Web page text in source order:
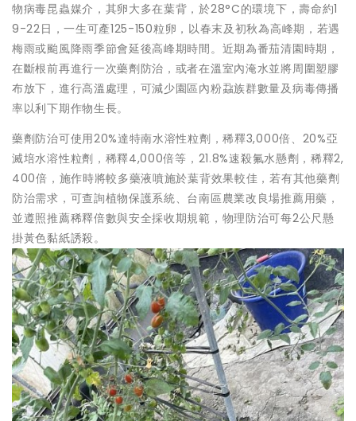
物病毒昆蟲媒介，其卵大多在葉背，於28°C的環境下，壽命約1
9-22日，一生可產125-150粒卵，以春末及初秋為高峰期，若遇
梅雨或颱風降雨季節會延後高峰期時間。近期為番茄清園時期，
在斷根前再進行一次藥劑防治，或者在溫室內淹水並將周圍塑膠
布放下，進行高溫處理，可減少園區內粉蝨族群數量及病毒傳播
率以利下期作物生長。
藥劑防治可使用20%達特南水溶性粒劑，稀釋3,000倍、20%亞
滅培水溶性粒劑，稀釋4,000倍等，21.8%速殺氟水懸劑，稀釋2,
400倍，施作時將較多藥液噴施於葉背效果較佳，若有其他藥劑
防治需求，可查詢植物保護系統、台南區農業改良場推薦用藥，
並遵照推薦稀釋倍數與安全採收期規範，物理防治可每2公尺懸
掛黃色黏紙誘殺。